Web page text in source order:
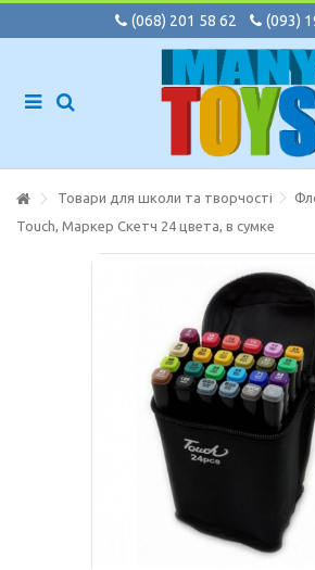
(068) 201 58 62 (093)
Товари для школи та творчості
Touch, Маркер Скетч 24 цвета, в сумке